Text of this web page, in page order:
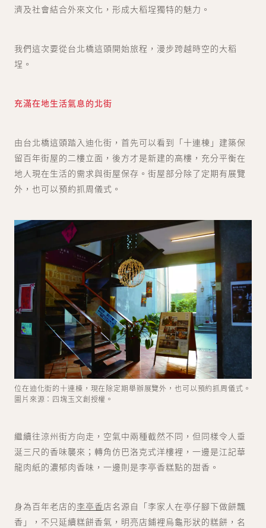
濟及社會結合外來文化，形成大稻埕獨特的魅力。
我們這次要從台北橋這頭開始旅程，漫步跨越時空的大稻
埕。
充滿在地生活氣息的北街
由台北橋這頭踏入迪化街，首先可以看到「十連棟」建築保
留百年街屋的二樓立面，後方才是新建的高樓，充分平衡在
地人現在生活的需求與街屋保存。街屋部分除了定期有展覽
外，也可以預約抓周儀式。
位在迪化街的十連棟，現在除定期舉辦展覽外，也可以預約抓周儀式。
圖片來源：四塊玉文創授權。
繼續往涼州街方向走，空氣中兩種截然不同，但同樣令人垂
涎三尺的香味襲來；轉角仿巴洛克式洋樓裡，一邊是江記華
龍肉紙的濃郁肉香味，一邊則是李亭香糕點的甜香。
身為百年老店的李亭香店名源自「李家人在亭仔腳下做餅飄
香」，不只延續糕餅香氣，明亮店鋪裡烏龜形狀的糕餅，名